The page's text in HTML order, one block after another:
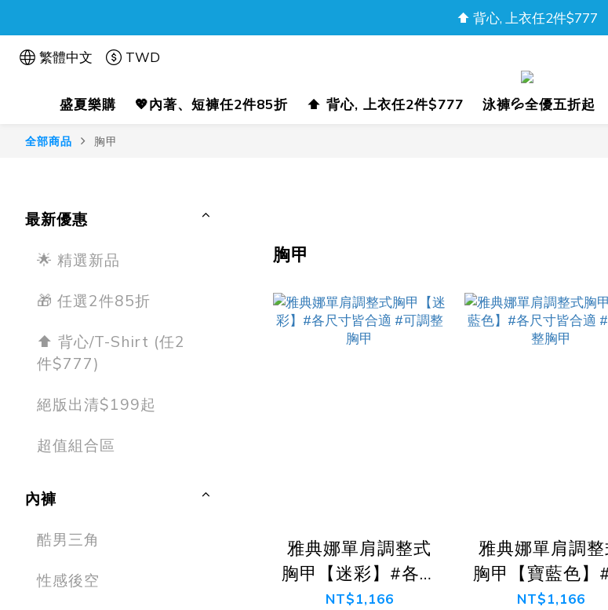
盛夏樂購｜任2件85折
⬆️ 背心, 上衣任2件$777
繁體中文 TWD
盛夏樂購 💖內著、短褲任2件85折 ⬆️ 背心, 上衣任2件$777 泳褲💦全優五折起
全部商品 胸甲
最新優惠
🌟 精選新品
🎁 任選2件85折
⬆️ 背心/T-Shirt (任2
件$777)
絕版出清$199起
超值組合區
內褲
酷男三角
性感後空
胸甲
雅典娜單肩調整式
胸甲【迷彩】#各尺
寸皆合適 #可調整
NT$1,166
雅典娜單肩調整
胸甲【寶藍色】
尺寸皆合適 #可
NT$1,166